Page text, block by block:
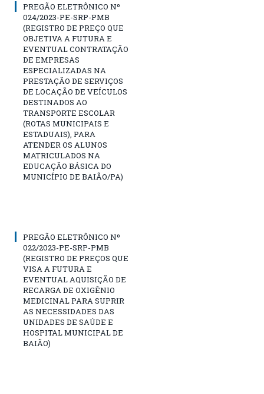
PREGÃO ELETRÔNICO Nº
024/2023-PE-SRP-PMB
(REGISTRO DE PREÇO QUE
OBJETIVA A FUTURA E
EVENTUAL CONTRATAÇÃO
DE EMPRESAS
ESPECIALIZADAS NA
PRESTAÇÃO DE SERVIÇOS
DE LOCAÇÃO DE VEÍCULOS
DESTINADOS AO
TRANSPORTE ESCOLAR
(ROTAS MUNICIPAIS E
ESTADUAIS), PARA
ATENDER OS ALUNOS
MATRICULADOS NA
EDUCAÇÃO BÁSICA DO
MUNICÍPIO DE BAIÃO/PA)
PREGÃO ELETRÔNICO Nº
022/2023-PE-SRP-PMB
(REGISTRO DE PREÇOS QUE
VISA A FUTURA E
EVENTUAL AQUISIÇÃO DE
RECARGA DE OXIGÊNIO
MEDICINAL PARA SUPRIR
AS NECESSIDADES DAS
UNIDADES DE SAÚDE E
HOSPITAL MUNICIPAL DE
BAIÃO)